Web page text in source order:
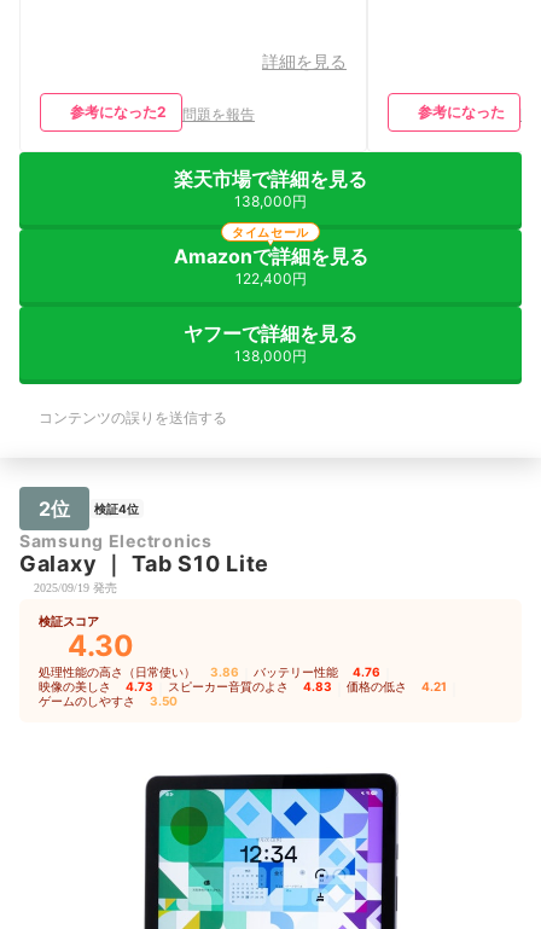
詳細を見る
参考になった2 問題を報告 参考になった
楽天市場で詳細を見る
138,000円
Amazonで詳細を見る
122,400円
タイムセール
ヤフーで詳細を見る
138,000円
コンテンツの誤りを送信する
2位 検証4位
Samsung Electronics
Galaxy Tab S10 Lite
2025/09/19 発売
検証スコア
4.30
処理性能の高さ（日常使い） 3.86 バッテリー性能 4.76
映像の美しさ 4.73 スピーカー音質のよさ 4.83 価格の低さ 4.21
ゲームのしやすさ 3.50